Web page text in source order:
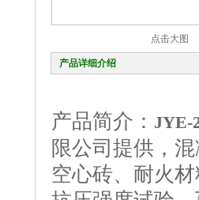
点击大图
产品详细介绍
产品简介： JYE-
限公司提供，
空心砖、耐火